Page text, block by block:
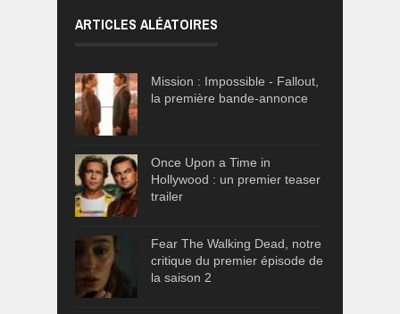
ARTICLES ALÉATOIRES
Mission : Impossible - Fallout,
la première bande-annonce
Once Upon a Time in
Hollywood : un premier teaser
trailer
Fear The Walking Dead, notre
critique du premier épisode de
la saison 2